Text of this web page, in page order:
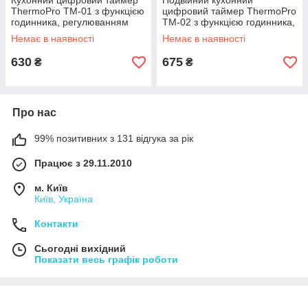
ThermoPro TM-01 з функцією
годинника, регулюванням
гучності та підсвічуванням
екрану
Немає в наявності
630 ₴
цифровий таймер ThermoPro
TM-02 з функцією годинника,
регулюванням гучності та
підсвічуванням екрану
Немає в наявності
675 ₴
Про нас
99% позитивних з 131 відгука за рік
Працює з 29.11.2010
м. Київ
Київ, Україна
Контакти
Сьогодні вихідний
Показати весь графік роботи